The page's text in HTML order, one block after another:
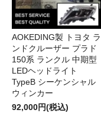
AOKEDING製 トヨタ ラ
ンドクルーザー プラド
150系 ランクル 中期型
LEDヘッドライト
TypeB シーケンシャル
ウィンカー
92,000円(税込)